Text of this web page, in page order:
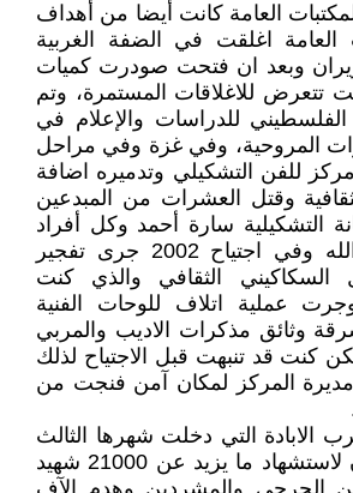
العامة كانت أيضا من أهداف
العامة اغلقت في الضفة الغربية
وبعد ان فتحت صودرت كميات
تتعرض للاغلاقات المستمرة، وتم
للدراسات والإعلام في
المروحية، وفي غزة وفي مراحل
للفن التشكيلي وتدميره اضافة
وقتل العشرات من المبدعين
التشكيلية سارة أحمد وكل أفراد
أسرتها، وفي رام الله وفي اجتياح 2002 جرى تفجير
السكاكيني الثقافي والذي كنت
عملية اتلاف للوحات الفنية
وثائق مذكرات الاديب والمربي
كنت قد تنبهت قبل الاجتياح لذلك
مديرة المركز لمكان آمن فنجت من
الابادة التي دخلت شهرها الثالث
والتي أدت حتى الآن لاستشهاد ما يزيد عن 21000 شهيد